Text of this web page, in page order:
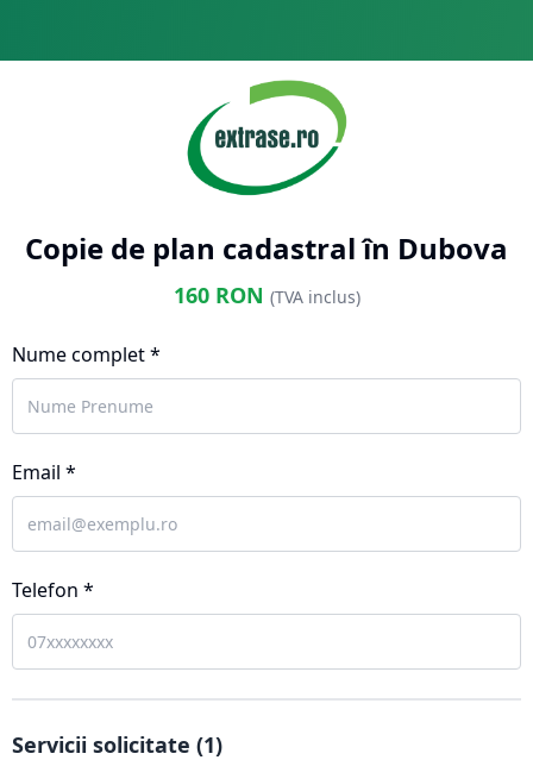
Copie de plan cadastral în Dubova
160RON (TVA inclus)
Nume complet *
Email *
Telefon *
Servicii solicitate (1)